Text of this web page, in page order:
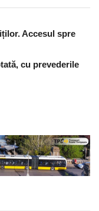
Accesul spre
cu prevederile